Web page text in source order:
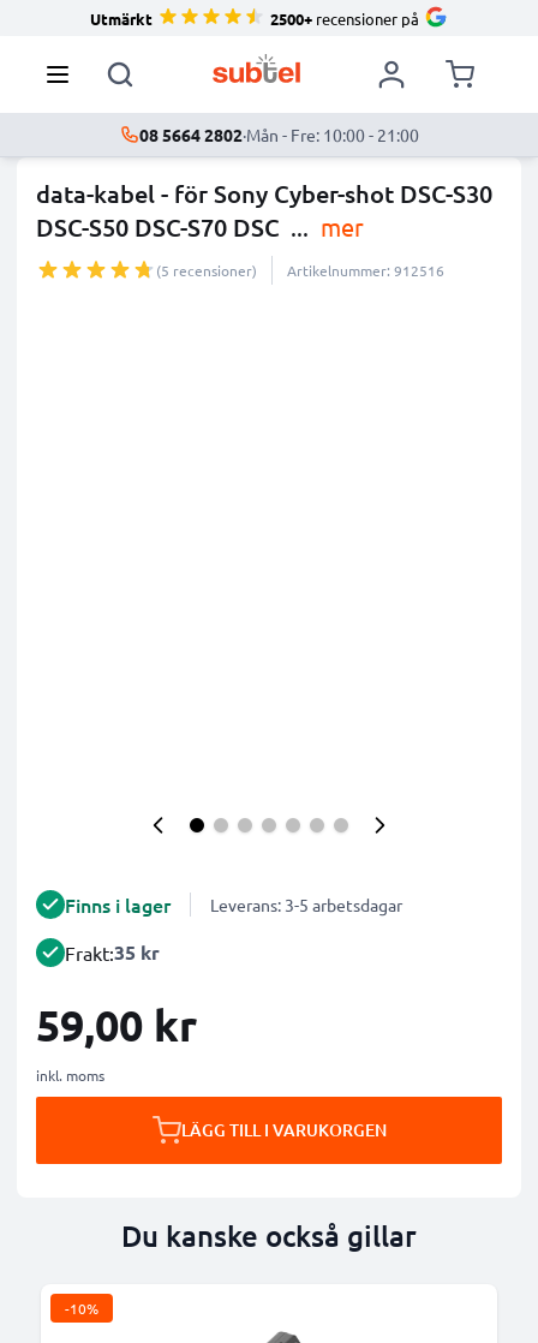
Utmärkt 2500+ recensioner på
08 5664 2802·Mån - Fre: 10:00 - 21:00
data-kabel - för Sony Cyber-shot DSC-S30
DSC-S50 DSC-S70 DSC ... mer
(5 recensioner) Artikelnummer: 912516
Finns i lager Leverans: 3-5 arbetsdagar
Frakt:35 kr
59,00 kr
inkl. moms
LÄGG TILL I VARUKORGEN
Du kanske också gillar
-10%